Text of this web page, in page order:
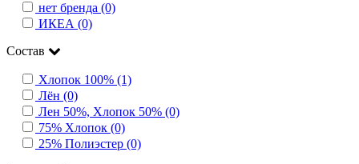
нет бренда (0)
ИКЕА (0)
Состав
Хлопок 100% (1)
Лён (0)
Лен 50%, Хлопок 50% (0)
75% Хлопок (0)
25% Полиэстер (0)